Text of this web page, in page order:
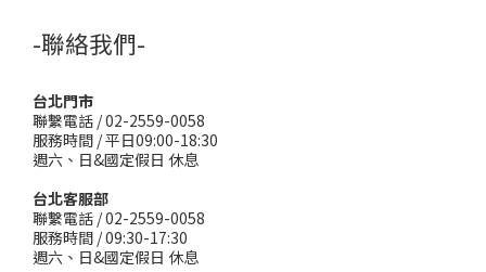
-聯絡我們-
台北門市
聯繫電話 / 02-2559-0058
服務時間 / 平日09:00-18:30
週六、日&國定假日 休息
台北客服部
聯繫電話 / 02-2559-0058
服務時間 / 09:30-17:30
週六、日&國定假日 休息